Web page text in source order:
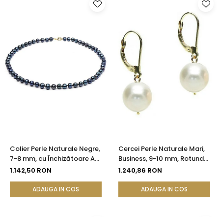
Colier Perle Naturale Negre,
7-8 mm, cu Închizătoare Aur
14K (aur 585) | KASKADDA®
1.142,50 RON
ADAUGA IN COS
Cercei Perle Naturale Mari,
Business, 9-10 mm, Rotunde
AAA, Aur 14K (aur 585) |
1.240,86 RON
ADAUGA IN COS